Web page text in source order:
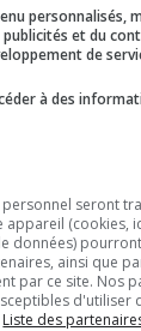
précaire à
visé par des
personnalisés,
et du
de
à des
seront
appareil (cookies,
données)
ainsi que
par ce site. Nos
d'utiliser
Liste des